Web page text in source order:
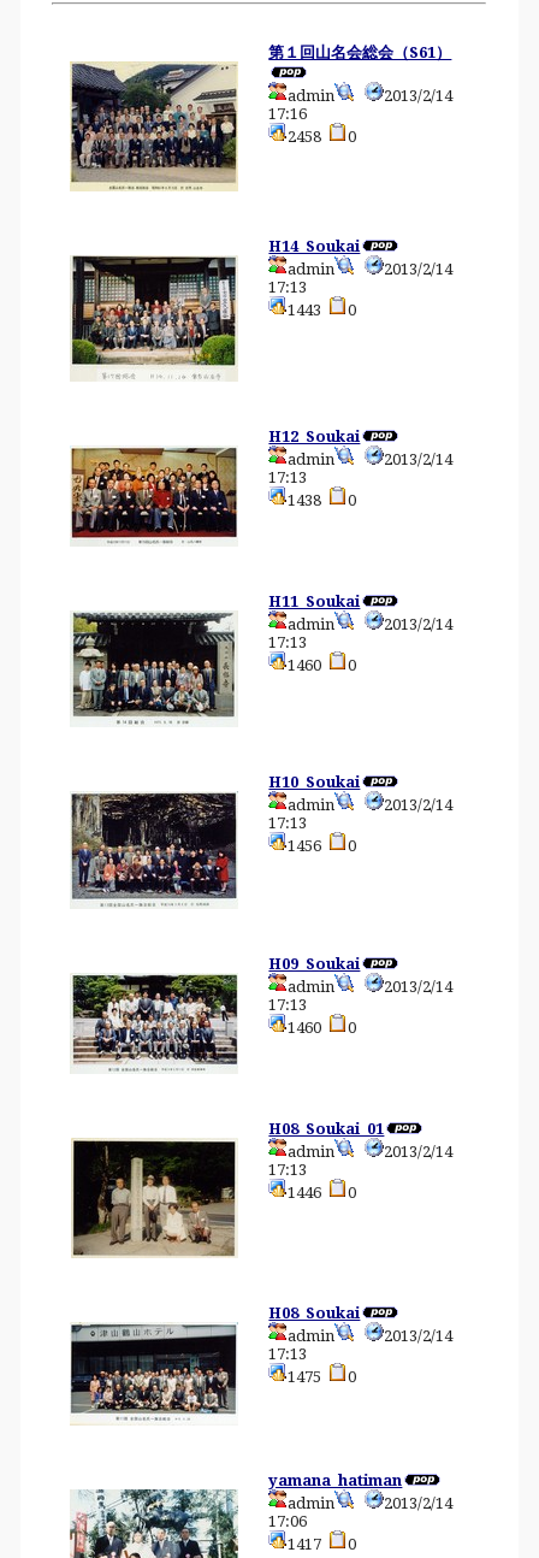
第１回山名会総会（S61）
admin
2013/2/14
17:16
2458
0
H14_Soukai
admin
2013/2/14
17:13
1443
0
H12_Soukai
admin
2013/2/14
17:13
1438
0
H11_Soukai
admin
2013/2/14
17:13
1460
0
H10_Soukai
admin
2013/2/14
17:13
1456
0
H09_Soukai
admin
2013/2/14
17:13
1460
0
H08_Soukai_01
admin
2013/2/14
17:13
1446
0
H08_Soukai
admin
2013/2/14
17:13
1475
0
yamana_hatiman
admin
2013/2/14
17:06
1417
0